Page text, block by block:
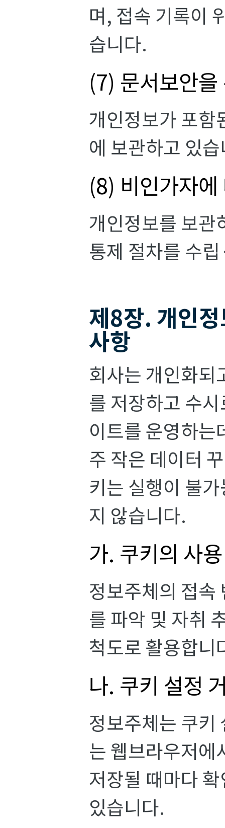
며, 접속 기록이
습니다.
(7) 문서보안
개인정보가 포함
에 보관하고 있
(8) 비인가자
개인정보를 보관
통제 절차를 수
제8장. 개인
사항
회사는 개인화되
를 저장하고 수
이트를 운영하는
주 작은 데이터
키는 실행이 불
지 않습니다.
가. 쿠키의 사
정보주체의 접속
를 파악 및 자취
척도로 활용합니
나. 쿠키 설정
정보주체는 쿠키
는 웹브라우저에
저장될 때마다
있습니다.